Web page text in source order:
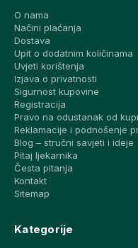
O nama
Načini plaćanja
Dostava
Upit o dodatnim količinama
Uvjeti korištenja
Izjava o privatnosti
Sigurnost kupovine
Registracija
Pravo na odustanak od
Reklamacije i podnošenje
Blog – stručni savjeti i ideje
Pitaj ljekarnika
Česta pitanja
Kontakt
Sitemap
Kategorije